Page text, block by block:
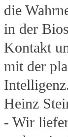
die
in der
Kontakt
mit der
Heinz
- Wir